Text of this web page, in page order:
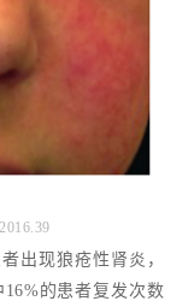
出现狼疮性肾炎，
的患者复发次数